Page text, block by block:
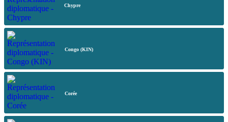
Chypre
Congo (KIN)
Corée